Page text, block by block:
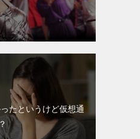
たというけど仮想通